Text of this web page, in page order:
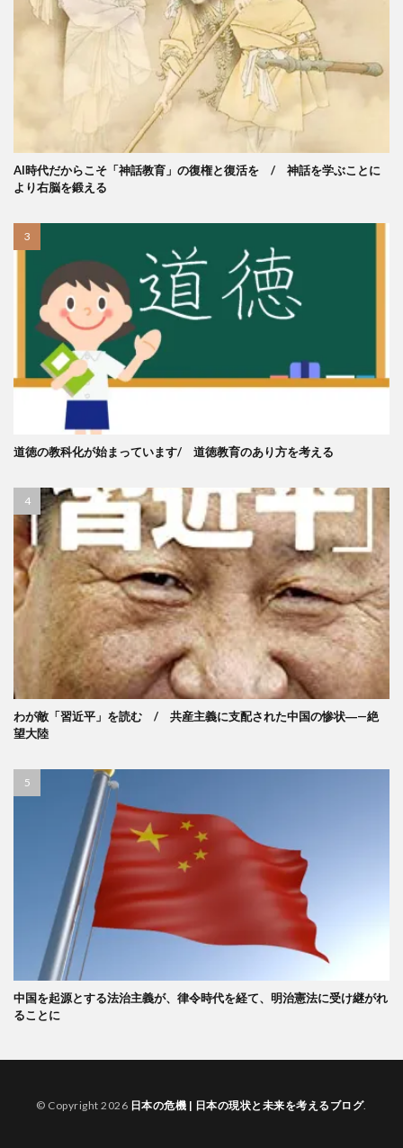
AI時代だからこそ「神話教育」の復権と復活を / 神話を学ぶことに
より右脳を鍛える
道徳の教科化が始まっています/ 道徳教育のあり方を考える
わが敵「習近平」を読む / 共産主義に支配された中国の惨状―—絶
望大陸
中国を起源とする法治主義が、律令時代を経て、明治憲法に受け継がれ
ることに
© Copyright 2026 日本の危機 | 日本の現状と未来を考えるブログ.